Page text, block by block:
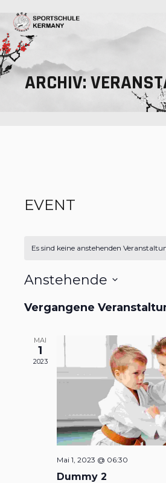
ARCHIV:
EVENT
Es sind keine anstehenden
Anstehende
wählen.
Vergangene
MAI
1
2023
Mai 1, 2023 @ 06:30
Dummy 2